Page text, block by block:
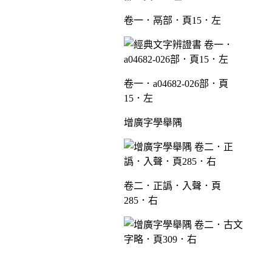
卷一．鬲部．頁15．左
卷一．a04682-026部．頁
15．左
增廣字學舉隅
卷二．正譌．入聲．頁
285．右